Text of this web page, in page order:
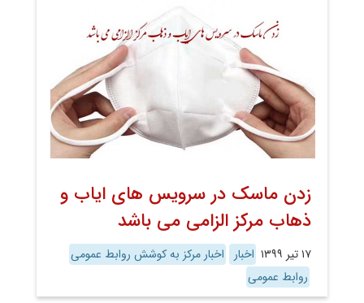
زدن ماسک در سرویس های ایاب و
ذهاب مرکز الزامی می باشد
۱۷ تیر ۱۳۹۹ اخبار
اخبار مرکز به کوشش روابط عمومی
روابط عمومی